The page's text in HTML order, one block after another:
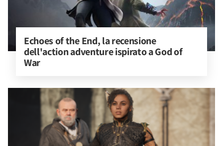
Echoes of the End, la recensione
dell'action adventure ispirato a God of
War